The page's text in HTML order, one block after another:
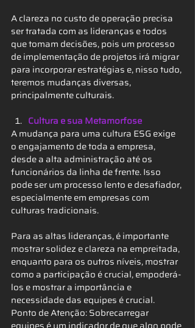
A clareza no custo de operação precisa
ser tratada com as lideranças e todos
que tomam decisões, pois um processo
de implementação de projetos irá migrar
para incorporar estratégias e, nisso tudo,
teremos mudanças diversas,
principalmente culturais.
Cultura e sua Metamorfose
A mudança para uma cultura ESG exige
o engajamento de toda a empresa,
desde a alta administração até os
funcionários da linha de frente. Isso
pode ser um processo lento e desafiador,
especialmente em empresas com
culturas tradicionais.
Para as altas lideranças, é importante
mostrar solidez e clareza na empreitada,
enquanto para os outros níveis, mostrar
como a participação é crucial, empoderá-
los e mostrar a importância e
necessidade das equipes é crucial.
Ponto de Atenção: Sobrecarregar